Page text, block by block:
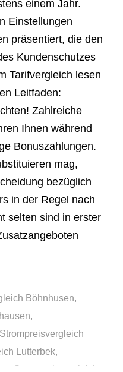
einem Jahr.
Einstellungen
präsentiert, die den
Kundenschutzes
Tarifvergleich lesen
Leitfaden:
Zahlreiche
Ihnen während
Bonuszahlungen.
mag,
bezüglich
in der Regel nach
selten sind in erster
Böhnhusen,
,
Strompreisvergleich
Lutterbek,
Strompreisvergleich